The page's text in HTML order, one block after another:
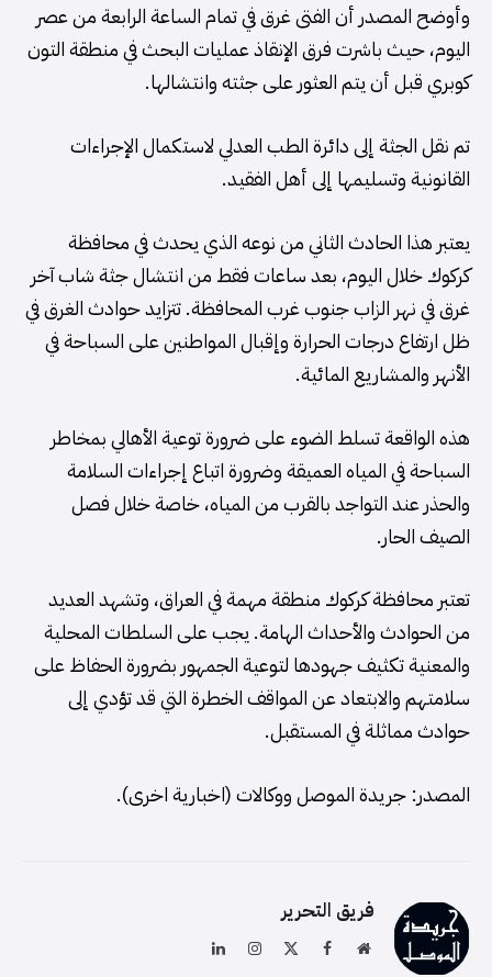
وأوضح المصدر أن الفتى غرق في تمام الساعة الرابعة من عصر
اليوم، حيث باشرت فرق الإنقاذ عمليات البحث في منطقة التون
كوبري قبل أن يتم العثور على جثته وانتشالها.
تم نقل الجثة إلى دائرة الطب العدلي لاستكمال الإجراءات
القانونية وتسليمها إلى أهل الفقيد.
يعتبر هذا الحادث الثاني من نوعه الذي يحدث في محافظة
كركوك خلال اليوم، بعد ساعات فقط من انتشال جثة شاب آخر
غرق في نهر الزاب جنوب غرب المحافظة. تتزايد حوادث الغرق في
ظل ارتفاع درجات الحرارة وإقبال المواطنين على السباحة في
الأنهر والمشاريع المائية.
هذه الواقعة تسلط الضوء على ضرورة توعية الأهالي بمخاطر
السباحة في المياه العميقة وضرورة اتباع إجراءات السلامة
والحذر عند التواجد بالقرب من المياه، خاصة خلال فصل
الصيف الحار.
تعتبر محافظة كركوك منطقة مهمة في العراق، وتشهد العديد
من الحوادث والأحداث الهامة. يجب على السلطات المحلية
والمعنية تكثيف جهودها لتوعية الجمهور بضرورة الحفاظ على
سلامتهم والابتعاد عن المواقف الخطرة التي قد تؤدي إلى
حوادث مماثلة في المستقبل.
المصدر: جريدة الموصل ووكالات (اخبارية اخرى).
فريق التحرير
موقعفيسبوك الانستغرام
لينكدإن